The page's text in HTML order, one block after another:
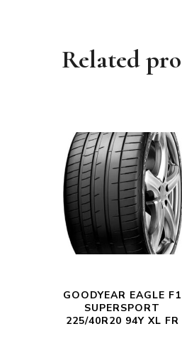
Related
GOODYEAR EAGLE F1
SUPERSPORT
225/40R20 94Y XL FR